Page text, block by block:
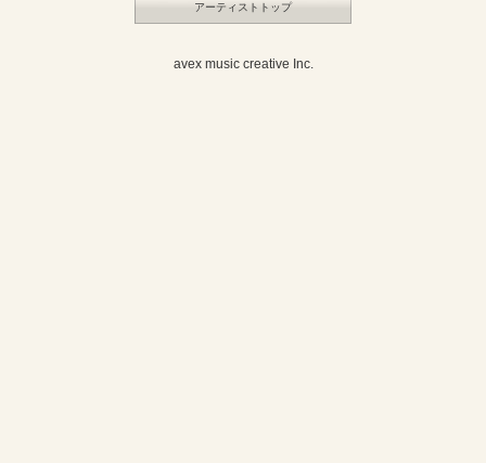
アーティストトップ
avex music creative Inc.